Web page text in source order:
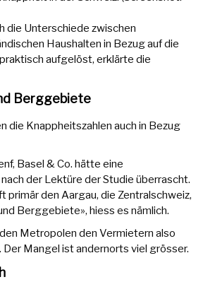
die Unterschiede zwischen
Haushalten in Bezug auf die
aufgelöst, erklärte die
Berggebiete
die Knappheitszahlen auch in Bezug
Basel & Co. hätte eine
der Lektüre der Studie überrascht.
primär den Aargau, die Zentralschweiz,
Berggebiete», hiess es nämlich.
Metropolen den Vermietern also
Der Mangel ist andernorts viel grösser.